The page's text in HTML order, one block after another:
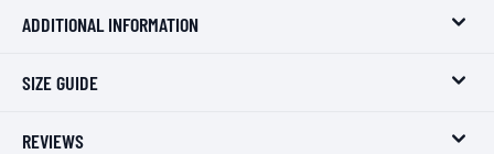
ADDITIONAL INFORMATION
SIZE GUIDE
REVIEWS